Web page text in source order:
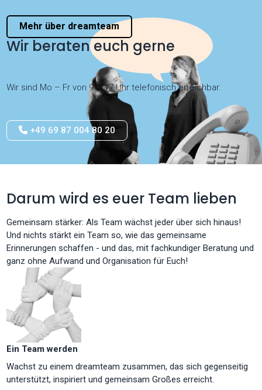
Mehr über dreamteam
Wir beraten euch gerne
Wir sind Mo – Fr von 9 – 17 Uhr telefonisch erreichbar.
+49 69 87 004 80 20
Darum wird es euer Team lieben
Gemeinsam stärker: Als Team wächst jeder über sich hinaus!
Und nichts stärkt ein Team so, wie das gemeinsame
Erinnerungen schaffen - und das, mit fachkundiger Beratung und
ganz ohne Aufwand und Organisation für Euch!
Ein Team werden
Wachst zu einem dreamteam zusammen, das sich gegenseitig
unterstützt, inspiriert und gemeinsam Großes erreicht.